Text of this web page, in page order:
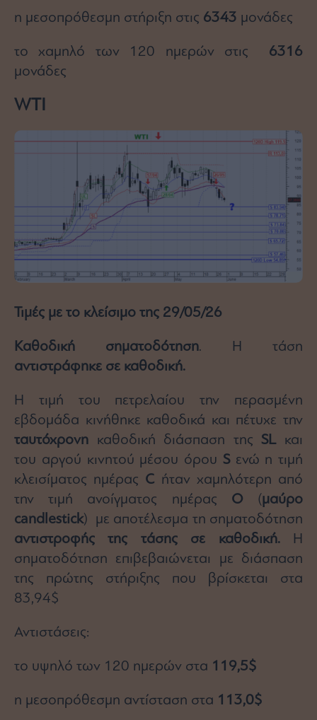
η μεσοπρόθεσμη στήριξη στις 6343 μονάδες
το χαμηλό των 120 ημερών στις 6316
μονάδες
WTI
Τιμές με το κλείσιμο της 29/05/26
Καθοδική σηματοδότηση. Η τάση
αντιστράφηκε σε καθοδική.
Η τιμή του πετρελαίου την περασμένη
εβδομάδα κινήθηκε καθοδικά και πέτυχε την
ταυτόχρονη καθοδική διάσπαση της SLκαι
του αργού κινητού μέσου όρου Sενώ η τιμή
κλεισίματος ημέρας C ήταν χαμηλότερη από
την τιμή ανοίγματος ημέρας Ο (μαύρο
candlestick) με αποτέλεσμα τη σηματοδότηση
αντιστροφής της τάσης
σε καθοδική. Η
σηματοδότηση επιβεβαιώνεται με διάσπαση
της πρώτης στήριξης που βρίσκεται στα
83,94$
Αντιστάσεις:
το υψηλό των 120 ημερών στα 119,5$
η μεσοπρόθεσμη αντίσταση στα 113,0$